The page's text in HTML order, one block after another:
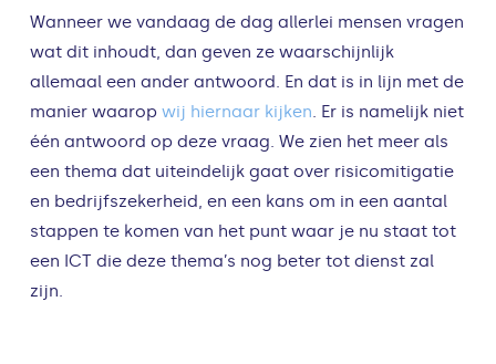
Wanneer we vandaag de dag allerlei mensen vragen
wat dit inhoudt, dan geven ze waarschijnlijk
allemaal een ander antwoord. En dat is in lijn met de
manier waarop wij hiernaar kijken. Er is namelijk niet
één antwoord op deze vraag. We zien het meer als
een thema dat uiteindelijk gaat over risicomitigatie
en bedrijfszekerheid, en een kans om in een aantal
stappen te komen van het punt waar je nu staat tot
een ICT die deze thema’s nog beter tot dienst zal
zijn.